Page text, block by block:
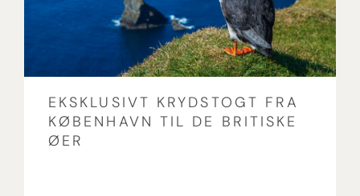
EKSKLUSIVT KRYDSTOGT FRA
KØBENHAVN TIL DE BRITISKE
ØER